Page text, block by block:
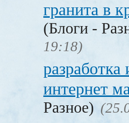
гранита в
(Блоги -
19:18)
интернет
Разное)